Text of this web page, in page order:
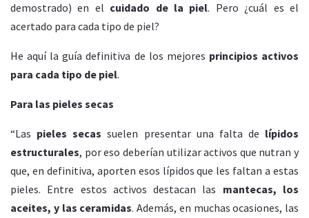
demostrado) en el cuidado de la piel. Pero ¿cuál es el
acertado para cada tipo de piel?
He aquí la guía definitiva de los mejores principios activos
para cada tipo de piel.
Para las pieles secas
“Las pieles secas suelen presentar una falta de lípidos
estructurales, por eso deberían utilizar activos que nutran y
que, en definitiva, aporten esos lípidos que les faltan a estas
pieles. Entre estos activos destacan las mantecas, los
aceites, y las ceramidas. Además, en muchas ocasiones, las